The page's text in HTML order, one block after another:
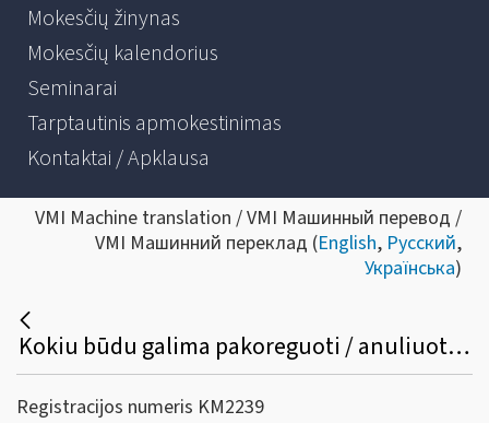
Mokesčių žinynas
Mokesčių kalendorius
Seminarai
Tarptautinis apmokestinimas
Kontaktai / Apklausa
VMI Machine translation / VMI Машинный перевод /
VMI Машинний переклад (English, Русский,
Українська)
Kokiu būdu galima pakoreguoti / anuliuoti jau išrašytą PVM sąskaitą faktūrą /sąskaitą faktūrą ir kitus pajamų ir išlaidų dokumentus?
Registracijos numeris KM2239